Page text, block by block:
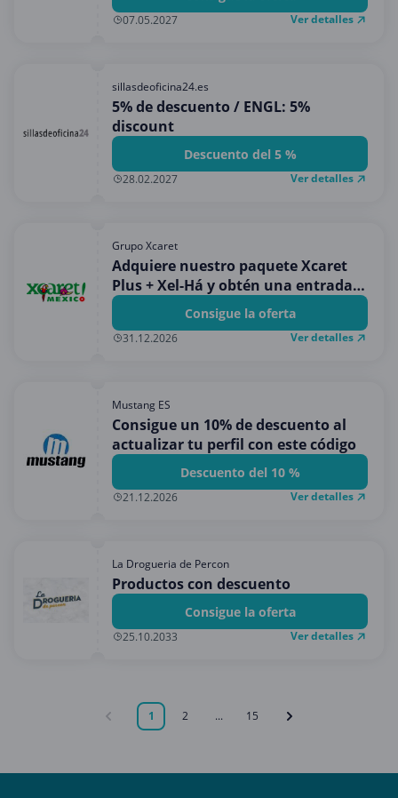
07.05.2027 Ver detalles
sillasdeoficina24.es
5% de descuento / ENGL: 5%
discount
Descuento del 5 %
28.02.2027 Ver detalles
Grupo Xcaret
Adquiere nuestro paquete Xcaret
Plus + Xel-Há y obtén una entrada
GRATIS a Xenses.Consigue la oferta
31.12.2026 Ver detalles
Mustang ES
Consigue un 10% de descuento al
actualizar tu perfil con este código
Descuento del 10 %
21.12.2026 Ver detalles
La Drogueria de Percon
Productos con descuento
Consigue la oferta
25.10.2033 Ver detalles
1 2 ... 15